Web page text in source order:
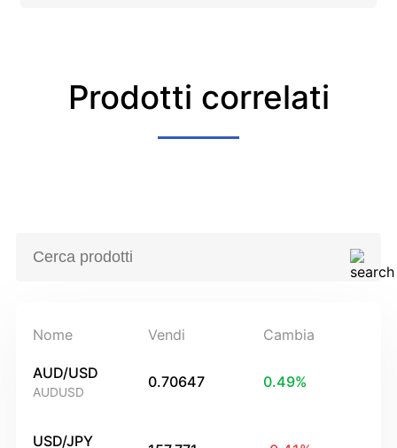
Prodotti correlati
Nome Vendi Cambia
AUD/USD
AUDUSD
0.70647 0.49%
USD/JPY